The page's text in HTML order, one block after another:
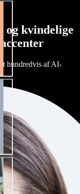
og kvindelige
hundredvis af AI-